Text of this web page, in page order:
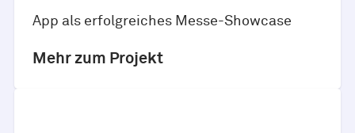
App als erfolgreiches Messe-Showcase
Mehr zum Projekt